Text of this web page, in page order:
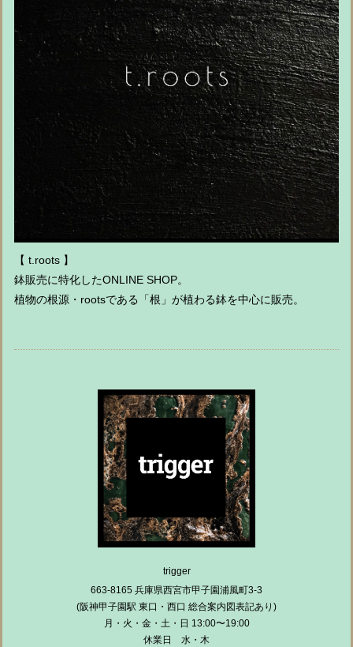
【 t.roots 】
鉢販売に特化したONLINE SHOP。
植物の根源・rootsである「根」が植わる鉢を中心に販売。
trigger
663-8165 兵庫県西宮市甲子園浦風町3-3
(阪神甲子園駅 東口・西口 総合案内図表記あり)
月・火・金・土・日 13:00〜19:00
休業日 水・木